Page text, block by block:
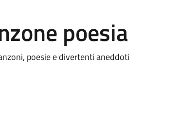
poesia
poesie e divertenti aneddoti